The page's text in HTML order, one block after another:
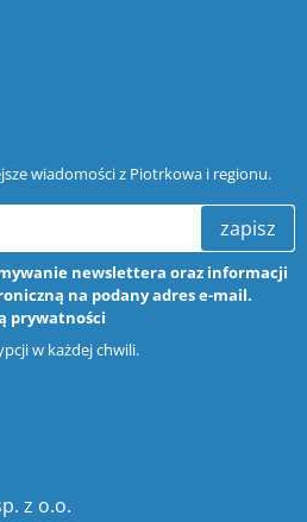
wiadomości z Piotrkowa i regionu.
zapisz
newslettera oraz informacji
na podany adres e-mail.
prywatności
w każdej chwili.
z o.o.